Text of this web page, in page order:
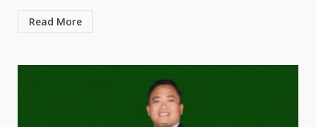
Read More